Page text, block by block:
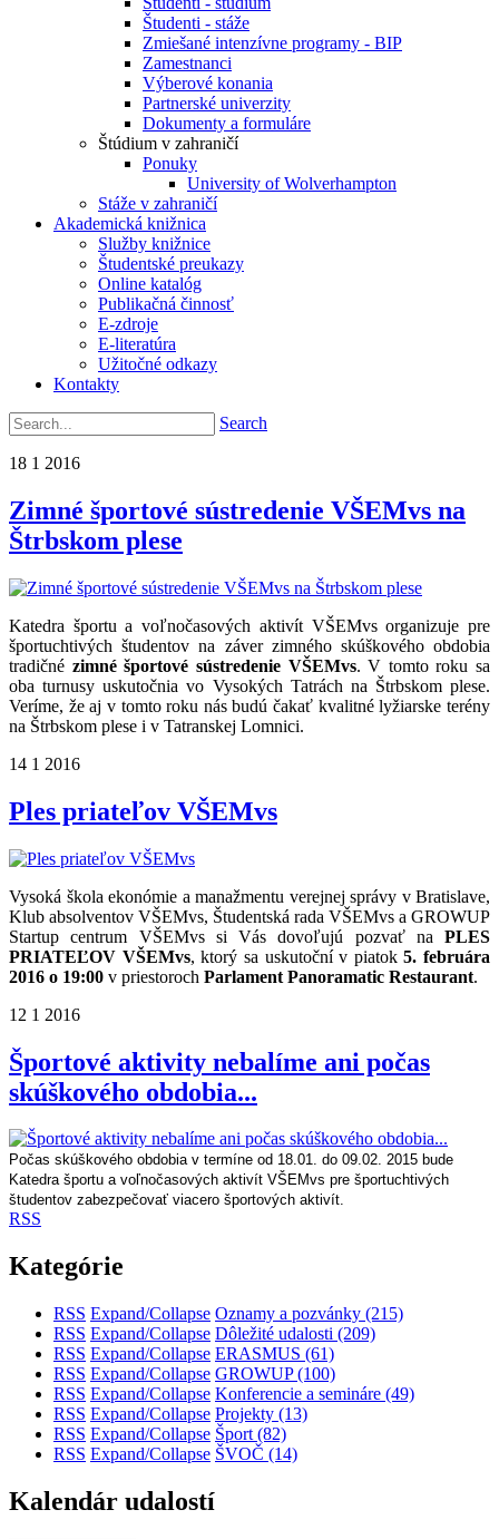
Študenti - stáže
Zmiešané intenzívne programy - BIP
Zamestnanci
Výberové konania
Partnerské univerzity
Dokumenty a formuláre
Štúdium v zahraničí
Ponuky
University of Wolverhampton
Stáže v zahraničí
Akademická knižnica
Služby knižnice
Študentské preukazy
Online katalóg
Publikačná činnosť
E-zdroje
E-literatúra
Užitočné odkazy
Kontakty
Search
18 1 2016
Zimné športové sústredenie VŠEMvs na
Štrbskom plese
Katedra športu a voľnočasových aktivít VŠEMvs organizuje pre
športuchtivých študentov na záver zimného skúškového obdobia
tradičné zimné športové sústredenie VŠEMvs. V tomto roku sa
oba turnusy uskutočnia vo Vysokých Tatrách na Štrbskom plese.
Veríme, že aj v tomto roku nás budú čakať kvalitné lyžiarske terény
na Štrbskom plese i v Tatranskej Lomnici.
14 1 2016
Ples priateľov VŠEMvs
Vysoká škola ekonómie a manažmentu verejnej správy v Bratislave,
Klub absolventov VŠEMvs, Študentská rada VŠEMvs a GROWUP
Startup centrum VŠEMvs si Vás dovoľujú pozvať na PLES
PRIATEĽOV VŠEMvs, ktorý sa uskutoční v piatok5. februára
2016 o 19:00 v priestoroch Parlament Panoramatic Restaurant.
12 1 2016
Športové aktivity nebalíme ani počas
skúškového obdobia...
Počas skúškového obdobia v termíne od 18.01. do 09.02. 2015 bude
Katedra športu a voľnočasových aktivít VŠEMvs pre športuchtivých
študentov zabezpečovať viacero športových aktivít.
RSS
Kategórie
RSS Expand/Collapse Oznamy a pozvánky (215)
RSS Expand/Collapse Dôležité udalosti (209)
RSS Expand/Collapse ERASMUS (61)
RSS Expand/Collapse GROWUP(100)
RSS Expand/Collapse Konferencie a semináre (49)
RSS Expand/Collapse Projekty (13)
RSS Expand/Collapse Šport (82)
RSS Expand/Collapse ŠVOČ (14)
Kalendár udalostí